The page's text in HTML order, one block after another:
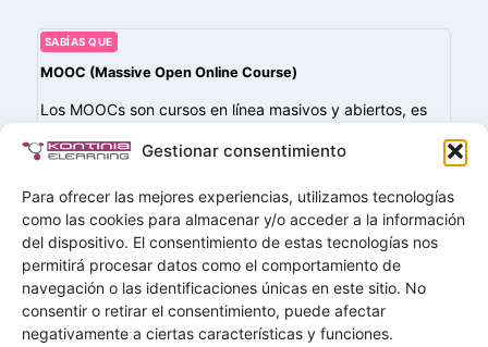
Gestionar consentimiento
Para ofrecer las mejores experiencias, utilizamos tecnologías
como las cookies para almacenar y/o acceder a la información
del dispositivo. El consentimiento de estas tecnologías nos
permitirá procesar datos como el comportamiento de
navegación o las identificaciones únicas en este sitio. No
consentir o retirar el consentimiento, puede afectar
negativamente a ciertas características y funciones.
SABÍAS QUE
MOOC (Massive Open Online Course)
Los MOOCs son cursos en línea masivos y abiertos, es
participantes y suelen ser accesibles de forma gratuita.
Buscar
Buscar